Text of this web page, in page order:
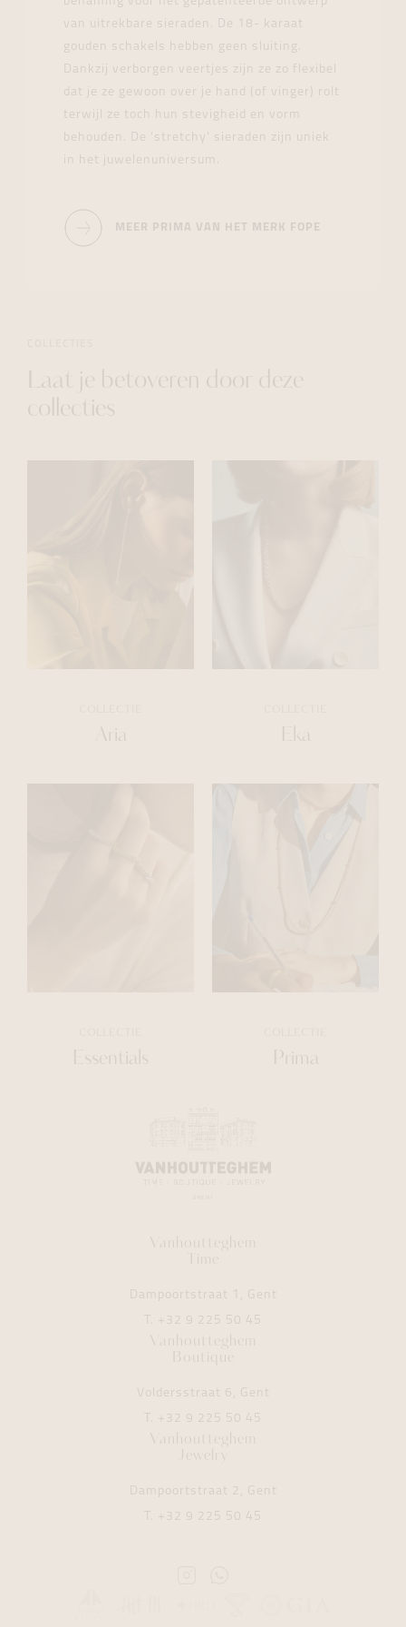
van uitrekbare sieraden. De 18- karaat
gouden schakels hebben geen sluiting.
Dankzij verborgen veertjes zijn ze zo flexibel
dat je ze gewoon over je hand (of vinger) rolt
terwijl ze toch hun stevigheid en vorm
behouden. De ‘stretchy’ sieraden zijn uniek
in het juwelenuniversum.
MEER PRIMA VAN HET MERK FOPE
Laat je betoveren door deze
collecties
Aria Eka
Essentials Prima
Vanhoutteghem
Time
Dampoortstraat 1, Gent
T. +32 9 225 50 45
Vanhoutteghem
Boutique
Voldersstraat 6, Gent
T. +32 9 225 50 45
Vanhoutteghem
Jewelry
Dampoortstraat 2, Gent
T. +32 9 225 50 45